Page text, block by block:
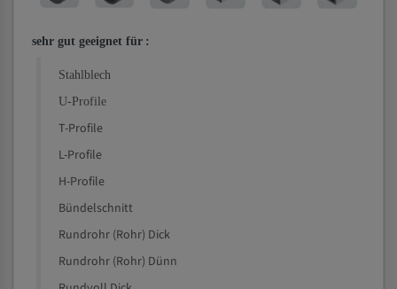
sehr gut geeignet für :
Stahlblech
U-Profile
T-Profile
L-Profile
H-Profile
Bündelschnitt
Rundrohr (Rohr) Dick
Rundrohr (Rohr) Dünn